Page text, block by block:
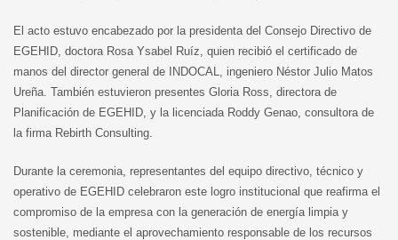
El acto estuvo encabezado por la presidenta del Consejo Directivo de
EGEHID, doctora Rosa Ysabel Ruíz, quien recibió el certificado de
manos del director general de INDOCAL, ingeniero Néstor Julio Matos
Ureña. También estuvieron presentes Gloria Ross, directora de
Planificación de EGEHID, y la licenciada Roddy Genao, consultora de
la firma Rebirth Consulting.
Durante la ceremonia, representantes del equipo directivo, técnico y
operativo de EGEHID celebraron este logro institucional que reafirma el
compromiso de la empresa con la generación de energía limpia y
sostenible, mediante el aprovechamiento responsable de los recursos